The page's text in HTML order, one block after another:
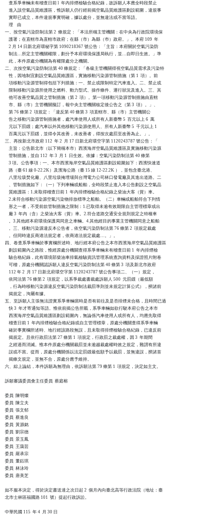
    查系爭車輛未有稽查日前 l  年內排煙檢驗合格紀錄，故訴願人本應全時段禁止
    進入該空氣品質維護區，惟訴願人仍行經前揭空氣品質維護區劃設範圍，違規事
    實即已成立，本件違規事實明確，據以處分，並無違法或不當等語。
    理    由
一、按空氣污染防制法第 2  條規定：「本法所稱主管機關：在中央為行政院環境保
    護署；在直轄市為直轄市政府；在縣（市）為縣（巿）政府。」。本府 109  年
    2 月 14 日新北府環秘字第 1090218367 號公告：「主旨：本府關於空氣污染防
    制法…所定主管機關權限，劃分予本府環境保護局執行，並…自即日生效。」準
    此，本件原處分機關為有權限處分之機關。
二、次按空氣污染防制法第 40 條規定：「各級主管機關得視空氣品質需求及污染特
    性，因地制宜劃設空氣品質維護區，實施移動污染源管制措施（第 1  項）。前
    項移動污染源管制得包括下列措施：一、禁止或限制特定汽車進入。二、禁止或
    限制移動污染源所使用之燃料、動力型式、操作條件、運行狀況及進入。三、其
    他可改善空氣品質之管制措施（第 2  項）。第一項移動污染源管制措施由直轄
    市、縣（市）主管機關擬訂，報中央主管機關核定後公告之（第 3  項）。」、
    第 76 條第 2  項規定：「違反第 40 條第 3  項直轄市、縣（市）主管機關公
    告之移動污染源管制措施者，處汽車使用人或所有人新臺幣 5  百元以上 6  萬
    元以下罰鍰；處汽車以外其他移動污染源使用人、所有人新臺幣 5  千元以上 1
    百萬元以下罰鍰，並得令其改善，未改善者，得按次處罰至改善為止。」。
三、再按新北市政府 112  年 2  月 17 日新北府環空字第 1120243787 號公告：「
    主旨：公告新北市（以下簡稱本市）西濱海岸空氣品質維護區及實施栘動污染源
    管制措施，並自 112  年 3  月 1  日生效。依據：空氣污染防制法第 40 條第
    3 項。公告事項：一、本市西濱海岸空氣品質維護區劃設範圍如下：西濱快速道
    路（臺 61 線 0-22.2K）及濱海公路（臺 15 線 12-22.2K ），並包含臺北港、
    八里垃圾焚化廠、八里垃圾掩埋場與台灣電力公司林口發電廠及其進出道路。二
    、管制措施如下：（一）下列車輛或船舶，全時段禁止進入本公告劃設之空氣品
    質維護區：1.未取得稽查日前 1  年內排煙檢驗合格紀錄之柴油大客（貨）車。
    2.未符合移動污染源空氣污染物排放標準之船舶。（二）車輛或船舶符合下列情
    形之一者，不受前款管制措施之限制：1.已取得未逾有效期限自主管理標章或出
    廠 3  年內（含）之柴油大客（貨）車。2.符合道路交通安全規則規定之特種車
    。3.其他經本府環境保護局同意之車輛。4.其他經目的事業主管機關同意之船舶
    。三、移動污染源違反本公告者，依空氣污染防制法第 76 條第 2  項規定裁處
    。但同時違反商港法規定者，依商港法規定裁處…。」。
四、卷查系爭車輛於事實欄所述時、地行經本府公告之本市西濱海岸空氣品質維護區
    劃設範圍內之路段，惟經原處分機關查得系爭車輛未有稽查日前 1  年內排煙檢
    驗合格紀錄，此有環境部柴油車排氣檢驗資訊管理系統查詢資料及採證照片附卷
    可稽，原處分機關認訴願人違反空氣污染防制法第 40 條第 3  項及新北市政府
    112 年 2  月 17 日新北府環空字第 1120243787 號公告事項二、（一）規定，
    依同法第 76 條第 2  項規定，以系爭裁處書裁處訴願人 500  元罰鍰（最低額
    ，行為時移動污染源違反空氣污染防制法裁罰準則並未規定計算公式），揆諸前
    揭規定，洵屬有據。
五、至訴願人主張無法證實系爭車輛當時是否有前往及是否排煙未合格，且時間已過
    快 3  年才寄通知等語。惟依前揭公告所載，系爭車輛如欲行駛本府公告之本市
    西濱海岸空氣品質維護區劃設範圍內，無論係汽車使用人或所有人，均應先取得
    稽查日前 1  年內排煙檢驗合格紀錄或自主管理標章，原處分機關查得系爭車輛
    確於事實欄所述時、地行經該路段無誤，且未取得排煙檢驗合格紀錄，已違反前
    揭規定。且依行政罰法第 27 條第 1  項規定，行政罰之裁處權，因 3  年期間
    之經過而消滅。惟本件原處分機關裁罰並未逾越裁處權時效之規定，難謂有所違
    誤或不當。從而，原處分機關係以法定罰鍰最低額予以裁罰，並無違誤，揆諸首
    揭條文規定，並無不合，原處分應予維持。
六、綜上論結，本件訴願為無理由，依訴願法第 79 條第 1  項規定，決定如主文。
訴願審議委員會主任委員  蔡庭榕
委員  陳明燦
委員  陳立夫
委員  張文郁
委員  蔡進良
委員  黃源銘
委員  劉宗德
委員  景玉鳳
委員  王藹芸
委員  羅承宗
委員  董鈺琪
委員  林泳玲
委員  唐美芝
如不服本決定，得於決定書送達之次日起 2  個月內向臺北高等行政法院（地址：臺
北市士林區福國路 101  號）提起行政訴訟。